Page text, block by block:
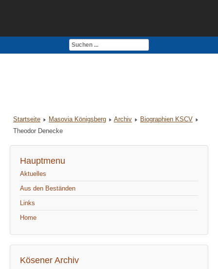
Impressum
Startseite Masovia Königsberg Archiv
Biographien KSCV
Theodor Denecke
Hauptmenu
Aktuelles
Aus den Beständen
Links
Home
Kösener Archiv